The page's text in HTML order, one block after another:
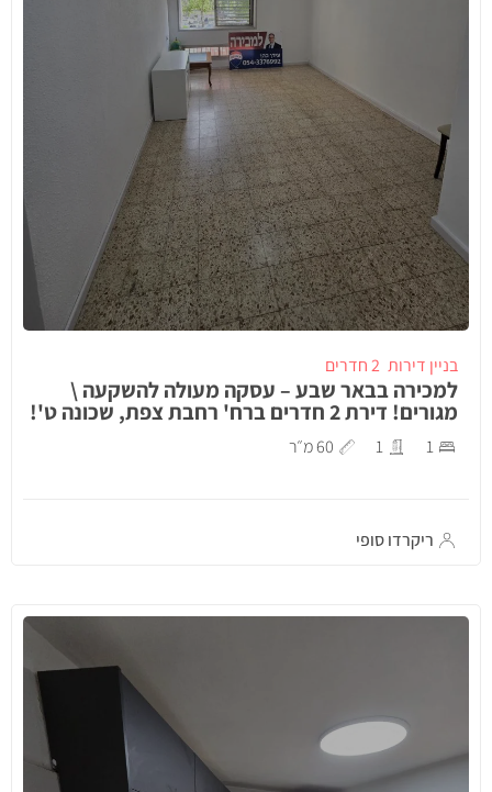
בניין דירות 2 חדרים
למכירה בבאר שבע – עסקה מעולה להשקעה \
מגורים! דירת 2 חדרים ברח' רחבת צפת, שכונה ט'!
1
1 60 מ״ר
ריקרדו סופי